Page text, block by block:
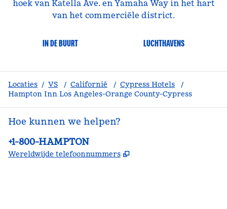
hoek van Katella Ave. en Yamaha Way in het hart
van het commerciële district.
IN DE BUURT LUCHTHAVENS
Locaties / VS / Californië / Cypress Hotels
/
Hampton Inn Los Angeles-Orange County-Cypress
Hoe kunnen we helpen?
Telefoon:
+1-800-HAMPTON
Wereldwijde telefoonnummers ,